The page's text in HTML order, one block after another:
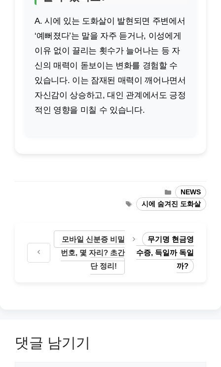
A. 시에 있는 도화살이 발현되면 주변에서
‘예뻐졌다’는 말을 자주 듣거나, 이성에게
이유 없이 끌리는 횟수가 늘어나는 등 자
신의 매력이 돋보이는 변화를 경험할 수
있습니다. 이는 잠재된 매력이 깨어나면서
자신감이 상승하고, 대인 관계에서도 긍정
적인 영향을 미칠 수 있습니다.
카
테
고
NEWS
태
그
시에 숨겨진 도화살
모바일 신분증 비밀
번호, 몇 자리? 초간
단 정리!
무기명 현금영
수증, 득일까 독일
까?
댓글 남기기